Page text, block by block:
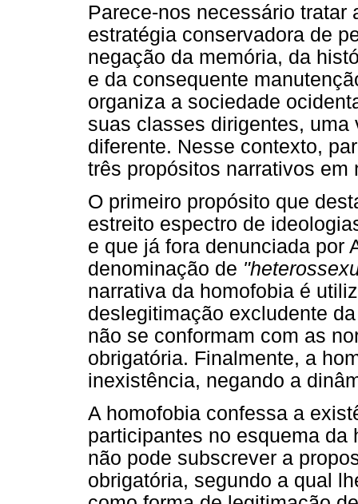
Parece-nos necessário tratar
estratégia conservadora de
negação da memória, da
e da consequente
organiza a sociedade
suas classes dirigentes,
diferente. Nesse contexto,
três propósitos narrativos em
O primeiro propósito que
estreito espectro de
e que já fora denunciada por
denominação de
narrativa da homofobia é
deslegitimação excludente
não se conformam com as
obrigatória. Finalmente, a
inexistência, negando a
A homofobia confessa a
participantes no esquema
não pode subscrever a
obrigatória, segundo a qual